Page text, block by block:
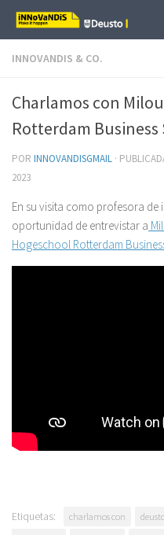
Saltar al contenido
INNOVANDIS & CO.
Charlamos con
Rotterdam Business
POR INNOVANDISGMAIL ·
2023
En su visita como profesora de
oportunidad de entrevistar a
Hogeschool Rotterdam
Etiquetas: charlamos con